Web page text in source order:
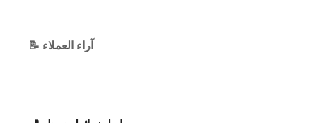
📝 آراء العملاء